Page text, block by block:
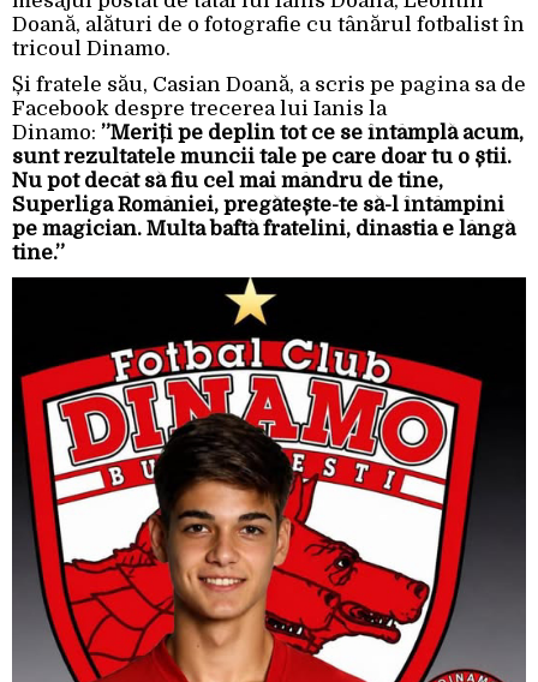
Doană, alături de o fotografie cu tânărul fotbalist în
tricoul Dinamo.
Și fratele său, Casian Doană, a scris pe pagina sa de
Facebook despre trecerea lui Ianis la
Dinamo: ”Meriți pe deplin tot ce se întâmplă acum,
sunt rezultatele muncii tale pe care doar tu o știi.
Nu pot decât să fiu cel mai mândru de tine,
Superliga României, pregătește-te să-l întâmpini
pe magician. Multa baftă fratelini, dinastia e lângă
tine.”